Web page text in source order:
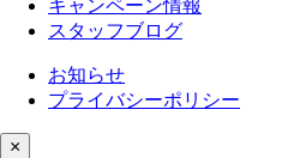
キャンペーン情報
スタッフブログ
お知らせ
プライバシーポリシー
×